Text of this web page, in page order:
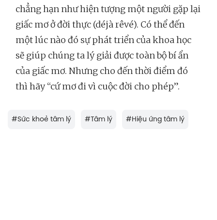
chẳng hạn như hiện tượng một người gặp lại
giấc mơ ở đời thực (déjà rêvé). Có thể đến
một lúc nào đó sự phát triển của khoa học
sẽ giúp chúng ta lý giải được toàn bộ bí ẩn
của giấc mơ. Nhưng cho đến thời điểm đó
thì hãy “cứ mơ đi vì cuộc đời cho phép”.
#Sức khoẻ tâm lý #Tâm lý #Hiệu ứng tâm lý